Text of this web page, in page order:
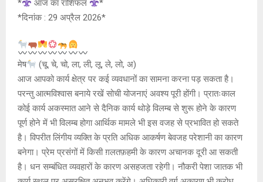
at
s
A
p
p
ce
b
o
o
k
s
a
e
k
* आज का राशिफल
*
*दिनांक : 29 अप्रैल 2026*
मेष
(चू, चे, चो, ला, ली, लू, ले, लो, अ)
आज आपको कार्य क्षेत्र पर कई व्यवधानों का सामना करना पड़ सकता है।
परन्तु आत्मविश्वास बनाये रखें सोची योजनाएं अवश्य पूरी होंगी। प्रातःकाल
कोई कार्य अकस्मात आने से दैनिक कार्य थोड़े विलम्ब से शुरू होने के कारण
पूर्ण होने में भी विलम्ब होगा आर्थिक मामले भी इस वजह से प्रभावित हो सकते
है। विपरीत लिंगीय व्यक्ति के प्रति अधिक आकर्षण बेवजह परेशानी का कारण
बनेगा। प्रेम प्रसंगों में किसी ग़लतफ़हमी के कारण अचानक दूरी आ सकती
है। धन सम्बंधित व्यवहारों के कारण असहजता रहेगी। नौकरी पेशा जातक भी